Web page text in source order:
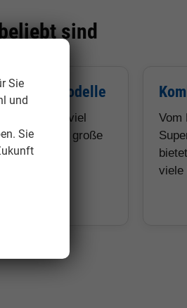
sind
Modelle
bekannt für viel
Details, große
und hohe
Vom
viele
Sie
und
Sie